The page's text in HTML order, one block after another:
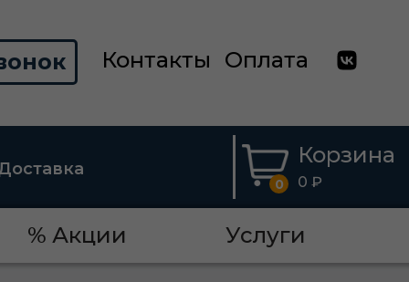
Контакты Оплата
0
Корзина
0 ₽
% Акции Услуги